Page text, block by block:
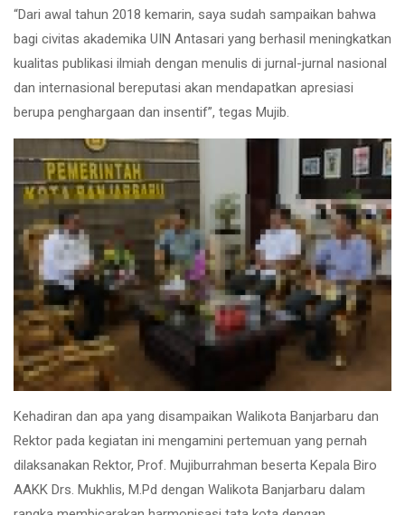
“Dari awal tahun 2018 kemarin, saya sudah sampaikan bahwa
bagi civitas akademika UIN Antasari yang berhasil meningkatkan
kualitas publikasi ilmiah dengan menulis di jurnal-jurnal nasional
dan internasional bereputasi akan mendapatkan apresiasi
berupa penghargaan dan insentif”, tegas Mujib.
Kehadiran dan apa yang disampaikan Walikota Banjarbaru dan
Rektor pada kegiatan ini mengamini pertemuan yang pernah
dilaksanakan Rektor, Prof. Mujiburrahman beserta Kepala Biro
AAKK Drs. Mukhlis, M.Pd dengan Walikota Banjarbaru dalam